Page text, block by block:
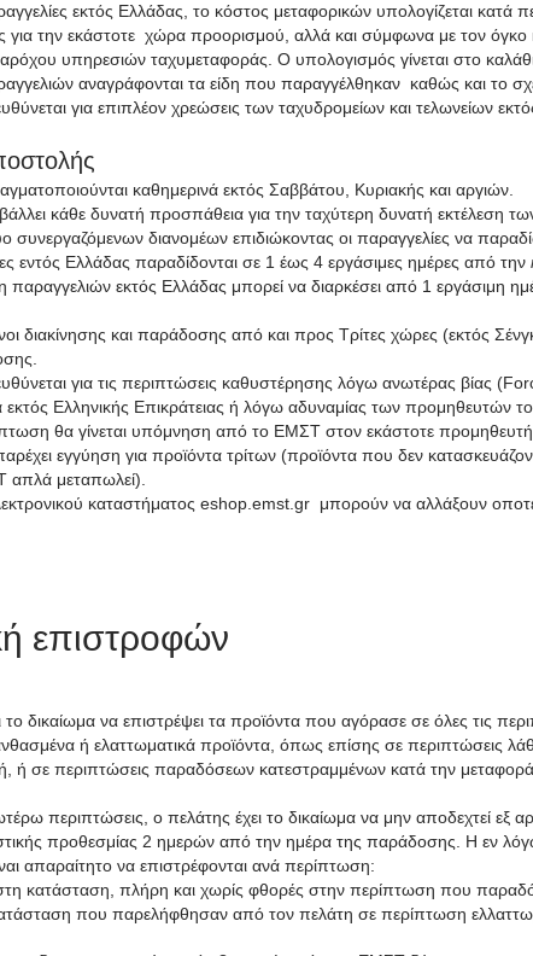
εκτός Ελλάδας, το κόστος μεταφορικών υπολογίζεται κατά
για την εκάστοτε χώρα προορισμού, αλλά και σύμφωνα με τον όγκο
υπηρεσιών ταχυμεταφοράς. Ο υπολογισμός γίνεται στο
αναγράφονται τα είδη που παραγγέλθηκαν καθώς και το
για επιπλέον χρεώσεις των ταχυδρομείων και τελωνείων
καθημερινά εκτός Σαββάτου, Κυριακής και αργιών.
κάθε δυνατή προσπάθεια για την ταχύτερη δυνατή εκτέλεση
συνεργαζόμενων διανομέων επιδιώκοντας οι παραγγελίες να
εντός Ελλάδας παραδίδονται σε 1 έως 4 εργάσιμες ημέρες από την
εκτός Ελλάδας μπορεί να διαρκέσει από 1 εργάσιμη
και παράδοσης από και προς Τρίτες χώρες (εκτός
για τις περιπτώσεις καθυστέρησης λόγω ανωτέρας βίας
εκτός Ελληνικής Επικράτειας ή λόγω αδυναμίας των προμηθευτών
θα γίνεται υπόμνηση από το ΕΜΣΤ στον εκάστοτε
εγγύηση για προϊόντα τρίτων (προϊόντα που δεν
απλά μεταπωλεί).
καταστήματος eshop.emst.gr μπορούν να αλλάξουν
επιστροφών
το δικαίωμα να επιστρέψει τα προϊόντα που αγόρασε σε όλες τις
ή ελαττωματικά προϊόντα, όπως επίσης σε περιπτώσεις
ή σε περιπτώσεις παραδόσεων κατεστραμμένων κατά την
περιπτώσεις, ο πελάτης έχει το δικαίωμα να μην αποδεχτεί
προθεσμίας 2 ημερών από την ημέρα της παράδοσης. Η εν
απαραίτητο να επιστρέφονται ανά περίπτωση:
πλήρη και χωρίς φθορές στην περίπτωση που
που παρελήφθησαν από τον πελάτη σε περίπτωση